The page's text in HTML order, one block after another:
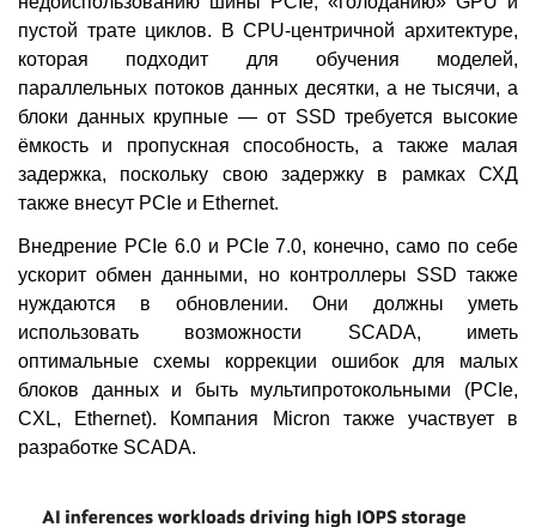
пустой трате циклов. В CPU-центричной архитектуре,
которая подходит для обучения моделей,
параллельных потоков данных десятки, а не тысячи, а
блоки данных крупные — от SSD требуется высокие
ёмкость и пропускная способность, а также малая
задержка, поскольку свою задержку в рамках СХД
также внесут PCIe и Ethernet.
Внедрение PCIe 6.0 и PCIe 7.0, конечно, само по себе
ускорит обмен данными, но контроллеры SSD также
нуждаются в обновлении. Они должны уметь
использовать возможности SCADA, иметь
оптимальные схемы коррекции ошибок для малых
блоков данных и быть мультипротокольными (PCIe,
CXL, Ethernet). Компания Micron также участвует в
разработке SCADA.